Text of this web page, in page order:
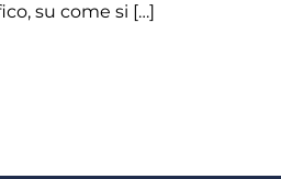
su come si […]